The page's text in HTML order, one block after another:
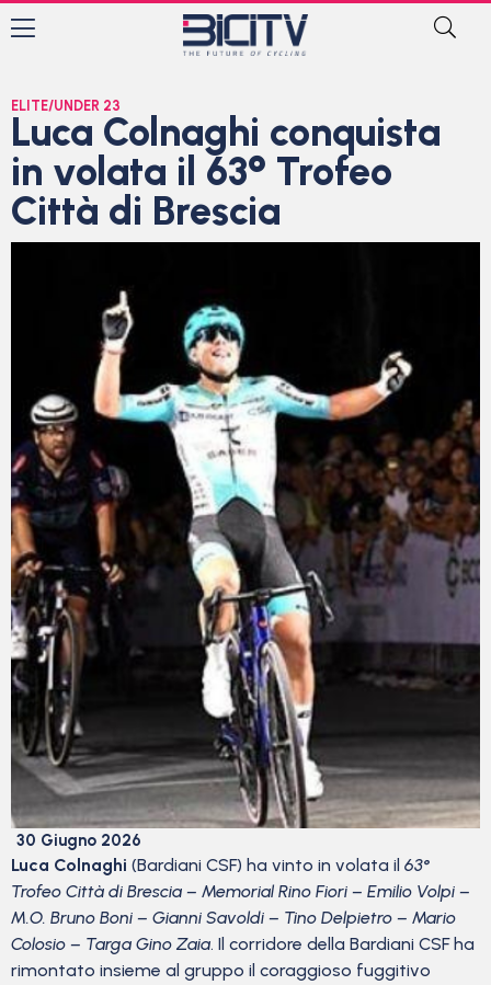
ELITE/UNDER 23
Luca Colnaghi conquista
in volata il 63° Trofeo
Città di Brescia
30 Giugno 2026
Luca Colnaghi (Bardiani CSF) ha vinto in volata il 63°
Trofeo Città di Brescia – Memorial Rino Fiori – Emilio Volpi –
M.O. Bruno Boni – Gianni Savoldi – Tino Delpietro – Mario
Colosio – Targa Gino Zaia. Il corridore della Bardiani CSF ha
rimontato insieme al gruppo il coraggioso fuggitivo